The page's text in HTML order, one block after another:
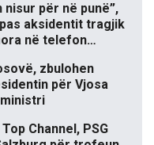
nisur për në punë”,
aksidentit tragjik
në telefon…
zbulohen
për Vjosa
Channel, PSG